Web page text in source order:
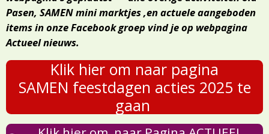
Pasen, SAMEN mini marktjes ,en actuele aangeboden
items in onze Facebook groep vind je op webpagina
Actueel nieuws.
Klik hier om naar pagina
SAMEN feestdagen acties 2025 te
gaan